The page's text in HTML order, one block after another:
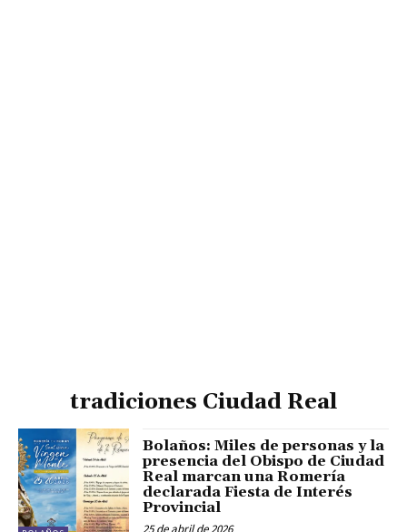
tradiciones Ciudad Real
Bolaños: Miles de personas y la
presencia del Obispo de Ciudad
Real marcan una Romería
declarada Fiesta de Interés
Provincial